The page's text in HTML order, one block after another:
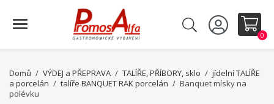
0
Domů VÝDEJ a PŘEPRAVA TALÍŘE, PŘÍBORY, sklo
jídelní TALÍŘE
a porcelán
talíře BANQUET RAK porcelán
Banquet mísky na
polévku